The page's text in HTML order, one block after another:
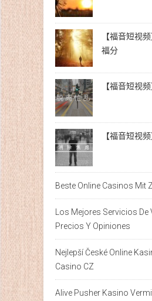
【福音短视
福分
【福音短视
【福音短视
Beste Online Casinos Mit
Los Mejores Servicios De
Precios Y Opiniones
Nejlepší České Online
Casino CZ
Alive Pusher Kasino